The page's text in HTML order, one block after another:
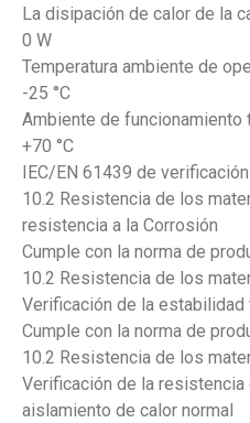
La disipación de calor de la
0 W
Temperatura ambiente de
-25 °C
Ambiente de funcionamiento
+70 °C
IEC/EN 61439 de
10.2 Resistencia de los
resistencia a la Corrosión
Cumple con la norma de
10.2 Resistencia de los
Verificación de la
Cumple con la norma de
10.2 Resistencia de los
Verificación de la
aislamiento de calor normal